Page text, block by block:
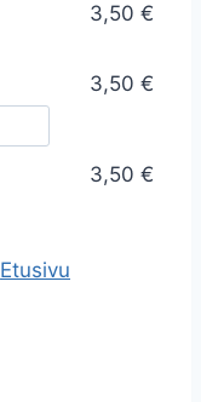
3,50 €
3,50 €
3,50 €
Etusivu